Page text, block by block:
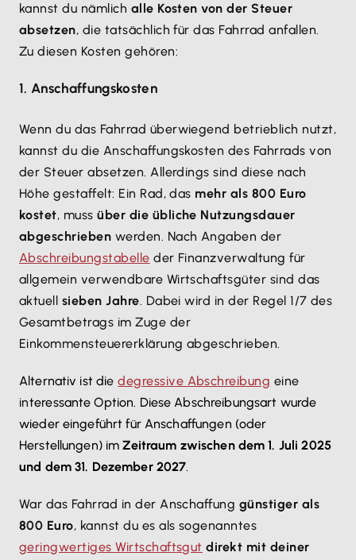
kannst du nämlich alle Kosten von der Steuer
absetzen, die tatsächlich für das Fahrrad anfallen.
Zu diesen Kosten gehören:
1. Anschaffungskosten
Wenn du das Fahrrad überwiegend betrieblich nutzt,
kannst du die Anschaffungskosten des Fahrrads von
der Steuer absetzen. Allerdings sind diese nach
Höhe gestaffelt: Ein Rad, das mehr als 800 Euro
kostet, mussüber die übliche Nutzungsdauer
abgeschrieben werden. Nach Angaben der
Abschreibungstabelle der Finanzverwaltung für
allgemein verwendbare Wirtschaftsgüter sind das
aktuell sieben Jahre. Dabei wird in der Regel 1/7 des
Gesamtbetrags im Zuge der
Einkommensteuererklärung abgeschrieben.
Alternativ ist diedegressive Abschreibung eine
interessante Option. Diese Abschreibungsart wurde
wieder eingeführt für Anschaffungen (oder
Herstellungen) imZeitraum zwischen dem 1. Juli 2025
und dem 31. Dezember 2027.
War das Fahrrad in der Anschaffung günstiger als
800 Euro, kannst du es als sogenanntes
geringwertiges Wirtschaftsgut direkt mit deiner